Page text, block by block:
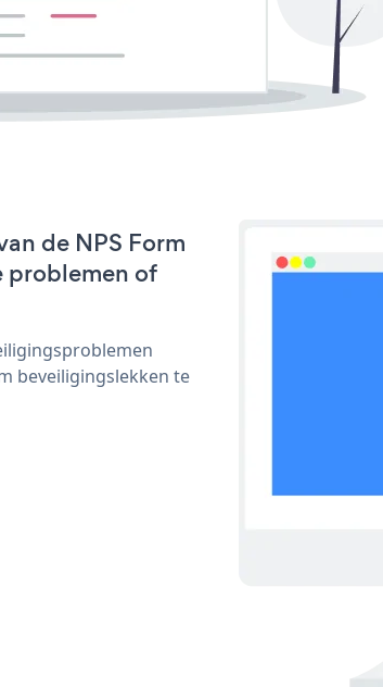
de NPS Form
problemen of
beveiligingslekken te